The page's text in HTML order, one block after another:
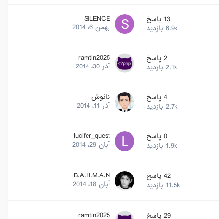
13 پاسخ
6.9k بازدید
SILENCE
بهمن 6، 2014
2 پاسخ
2.1k بازدید
ramtin2025
آذر 30، 2014
4 پاسخ
2.7k بازدید
دانوش
آذر 11، 2014
0 پاسخ
1.9k بازدید
lucifer_quest
آبان 29، 2014
42 پاسخ
11.5k بازدید
B.A.H.M.A.N
آبان 18، 2014
29 پاسخ
ramtin2025